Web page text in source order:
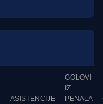
ASISTENCIJE
GOLOVI
IZ
PENALA